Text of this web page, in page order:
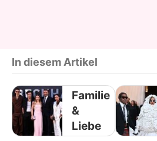
In diesem Artikel
Familie
&
Liebe